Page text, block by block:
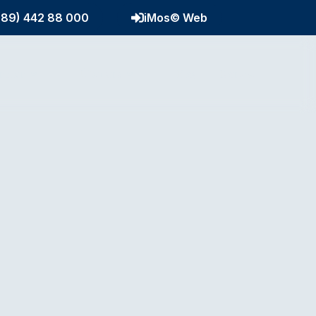
442 88 000 iMos© Web